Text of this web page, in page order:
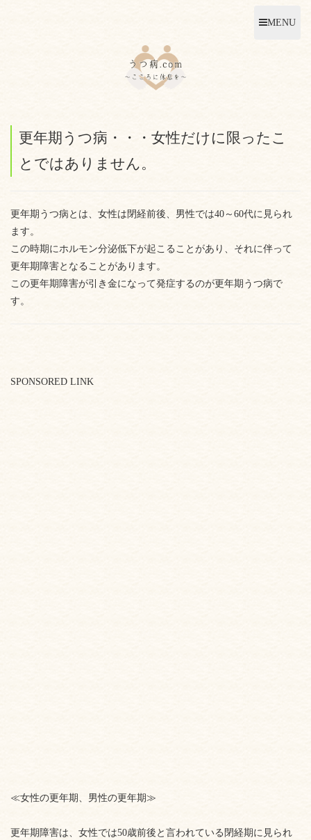
MENU
更年期うつ病・・・女性だけに限ったこ
とではありません。
更年期うつ病とは、女性は閉経前後、男性では40～60代に見られ
ます。
この時期にホルモン分泌低下が起こることがあり、それに伴って
更年期障害となることがあります。
この更年期障害が引き金になって発症するのが更年期うつ病で
す。
SPONSORED LINK
≪女性の更年期、男性の更年期≫
更年期障害は、女性では50歳前後と言われている閉経期に見られ